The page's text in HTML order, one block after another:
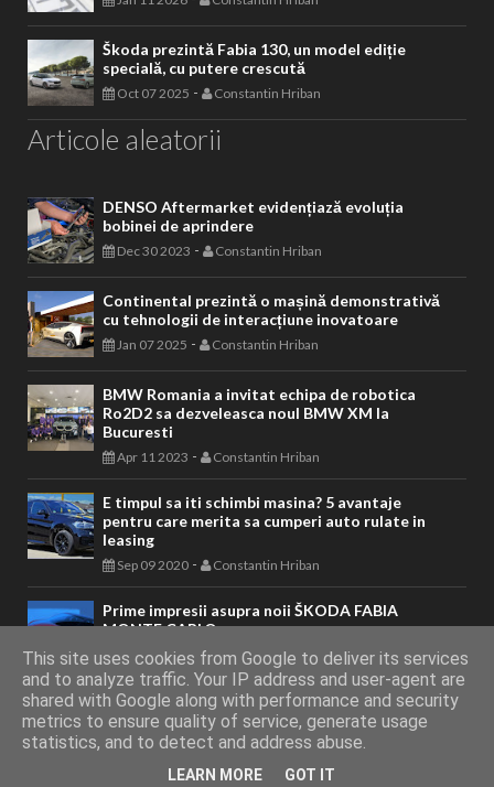
Škoda prezintă Fabia 130, un model ediție
specială, cu putere crescută
Oct 07 2025 - Constantin Hriban
Articole aleatorii
DENSO Aftermarket evidențiază evoluția
bobinei de aprindere
Dec 30 2023 - Constantin Hriban
Continental prezintă o mașină demonstrativă
cu tehnologii de interacțiune inovatoare
Jan 07 2025 - Constantin Hriban
BMW Romania a invitat echipa de robotica
Ro2D2 sa dezveleasca noul BMW XM la
Bucuresti
Apr 11 2023 - Constantin Hriban
E timpul sa iti schimbi masina? 5 avantaje
pentru care merita sa cumperi auto rulate in
leasing
Sep 09 2020 - Constantin Hriban
Prime impresii asupra noii ŠKODA FABIA
MONTE CARLO
Feb 04 2022- Constantin Hriban
AUTOVITAL - Blog AutoCopyright © 2011 - 2026. Toate drepturile
This site uses cookies from Google to deliver its services
and to analyze traffic. Your IP address and user-agent are
shared with Google along with performance and security
metrics to ensure quality of service, generate usage
statistics, and to detect and address abuse.
LEARN MORE GOT IT